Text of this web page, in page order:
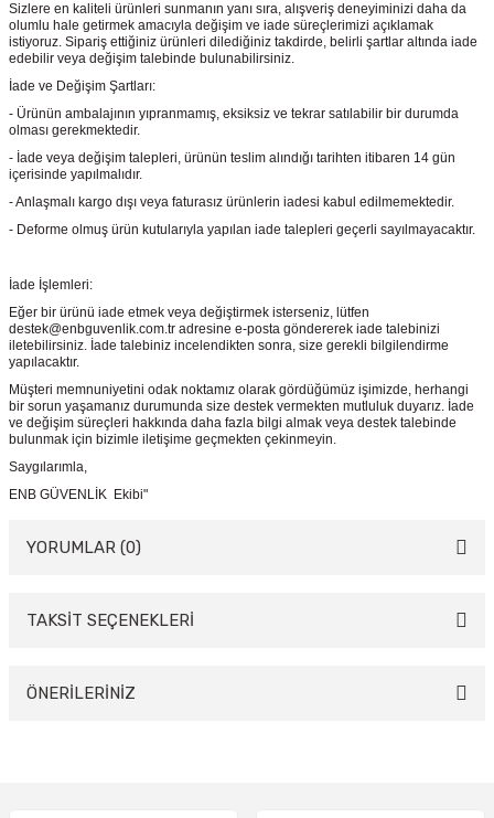
Sizlere en kaliteli ürünleri sunmanın yanı sıra, alışveriş deneyiminizi daha da
olumlu hale getirmek amacıyla değişim ve iade süreçlerimizi açıklamak
istiyoruz. Sipariş ettiğiniz ürünleri dilediğiniz takdirde, belirli şartlar altında iade
edebilir veya değişim talebinde bulunabilirsiniz.
İade ve Değişim Şartları:
- Ürünün ambalajının yıpranmamış, eksiksiz ve tekrar satılabilir bir durumda
olması gerekmektedir.
- İade veya değişim talepleri, ürünün teslim alındığı tarihten itibaren 14 gün
içerisinde yapılmalıdır.
- Anlaşmalı kargo dışı veya faturasız ürünlerin iadesi kabul edilmemektedir.
- Deforme olmuş ürün kutularıyla yapılan iade talepleri geçerli sayılmayacaktır.
İade İşlemleri:
Eğer bir ürünü iade etmek veya değiştirmek isterseniz, lütfen
destek@enbguvenlik.com.tr adresine e-posta göndererek iade talebinizi
iletebilirsiniz. İade talebiniz incelendikten sonra, size gerekli bilgilendirme
yapılacaktır.
Müşteri memnuniyetini odak noktamız olarak gördüğümüz işimizde, herhangi
bir sorun yaşamanız durumunda size destek vermekten mutluluk duyarız. İade
ve değişim süreçleri hakkında daha fazla bilgi almak veya destek talebinde
bulunmak için bizimle iletişime geçmekten çekinmeyin.
Saygılarımla,
ENB GÜVENLİK Ekibi"
YORUMLAR (0)
Bu ürüne ilk yorumu siz yapın!
TAKSİT SEÇENEKLERİ
ÖNERİLERİNİZ